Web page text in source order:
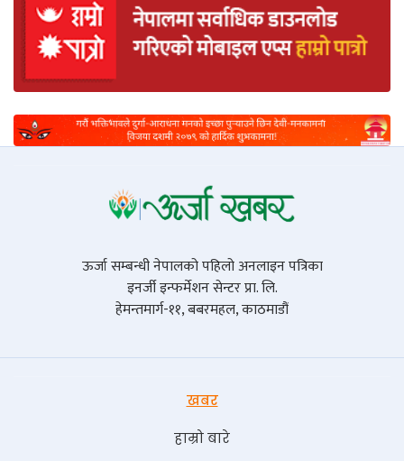
ऊर्जा सम्बन्धी नेपालको पहिलो अनलाइन पत्रिका
इनर्जी इन्फर्मेशन सेन्टर प्रा. लि.
हेमन्तमार्ग-११, बबरमहल, काठमाडौं
खबर
हाम्रो बारे